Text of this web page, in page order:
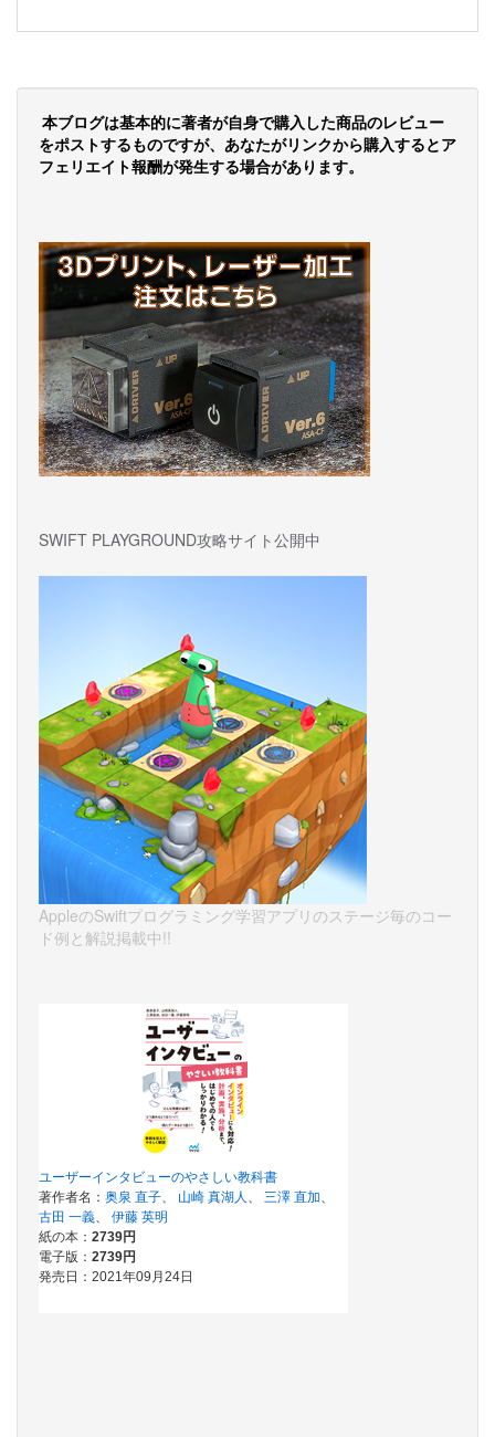
本ブログは基本的に著者が自身で購入した商品のレビュー
をポストするものですが、あなたがリンクから購入するとア
フェリエイト報酬が発生する場合があります。
SWIFT PLAYGROUND攻略サイト公開中
AppleのSwiftプログラミング学習アプリのステージ毎のコー
ド例と解説掲載中!!